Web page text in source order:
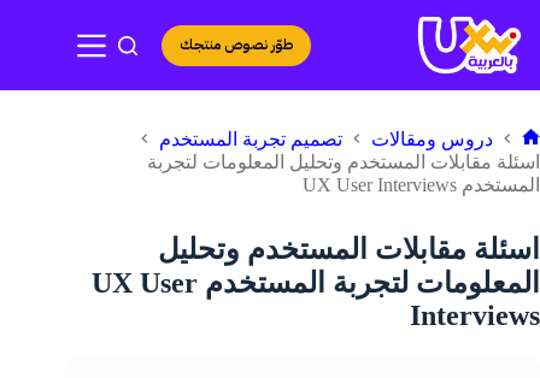
إلى
المحتوى
طوّر نصوص منتجك
الرئيسية
دروس ومقالات
تصميم تجربة المستخدم
اسئلة مقابلات المستخدم وتحليل المعلومات لتجربة
المستخدم UX User Interviews
اسئلة مقابلات المستخدم وتحليل
المعلومات لتجربة المستخدم UX User
Interviews